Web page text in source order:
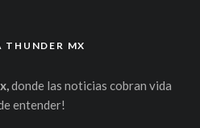
THUNDER MX
donde las noticias cobran vida
entender!